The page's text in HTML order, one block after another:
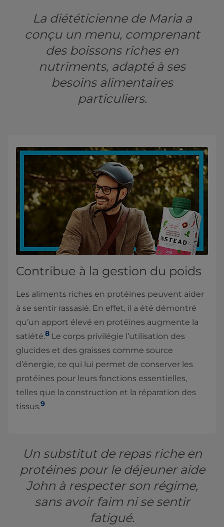
La diététicienne de Maria a
conçu un menu, comprenant
des boissons riches en
nutriments, adapté à ses
besoins alimentaires
particuliers.
Contribue à la gestion du poids
Les aliments riches en protéines peuvent aider
à se sentir rassasié. En effet, il a été démontré
qu’un apport élevé en protéines augmente la
satiété.8 Le corps privilégie l’utilisation des
glucides et des graisses comme source
d’énergie, ce qui lui permet de conserver les
protéines pour leurs fonctions essentielles,
telles que la construction et la réparation des
tissus.9
Un substitut de repas riche en
protéines pour le déjeuner aide
John à respecter son régime,
sans avoir faim ni se sentir
fatigué.